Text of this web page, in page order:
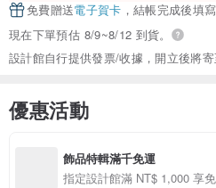
免費贈送電子賀卡 ，結帳完成後填寫
現在下單預估 8/9~8/12 到貨。
設計館自行提供發票/收據，開立後將
優惠活動
飾品特輯滿千免運
指定設計館滿 NT$ 1,000 享